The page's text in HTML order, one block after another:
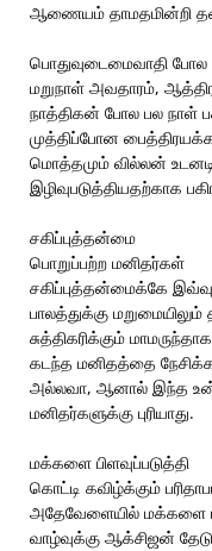
ஆணையம் தாமதமின்றி
பொதுவுடைமைவாதி போல
மறுநாள் அவதாரம்,
நாத்திகன் போல பல நாள்
முத்திப்போன
மொத்தமும் வில்லன்
இழிவுபடுத்தியதற்காக
சகிப்புத்தன்மை
பொறுப்பற்ற மனிதர்கள்
சகிப்புத்தன்மைக்கே
பாலத்துக்கு
சுத்திகரிக்கும்
கடந்த மனிதத்தை
அல்லவா, ஆனால் இந்த
மனிதர்களுக்கு புரியாது.
மக்களை பிளவுப்படுத்தி
கொட்டி கவிழ்க்கும்
அதேவேளையில் மக்களை
வாழ்வுக்கு ஆக்சிஜன்